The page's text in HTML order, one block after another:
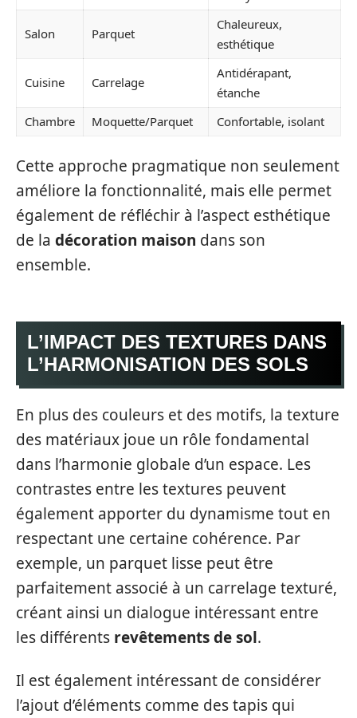
Salon Parquet
Chaleureux,
esthétique
Cuisine Carrelage
Antidérapant,
étanche
Chambre
Moquette/Parquet Confortable, isolant
Cette approche pragmatique non seulement
améliore la fonctionnalité, mais elle permet
également de réfléchir à l’aspect esthétique
de la décoration maison dans son
ensemble.
L’IMPACT DES TEXTURES DANS
L’HARMONISATION DES SOLS
En plus des couleurs et des motifs, la texture
des matériaux joue un rôle fondamental
dans l’harmonie globale d’un espace. Les
contrastes entre les textures peuvent
également apporter du dynamisme tout en
respectant une certaine cohérence. Par
exemple, un parquet lisse peut être
parfaitement associé à un carrelage texturé,
créant ainsi un dialogue intéressant entre
les différents revêtements de sol.
Il est également intéressant de considérer
l’ajout d’éléments comme des tapis qui